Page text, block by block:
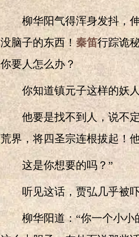
柳华阳气得浑身发抖，伸
没脑子的东西！ 秦笛行踪诡
你要人怎么办？
你知道镇元子这样的妖人
他要是找不到人，说不定
荒界，将四圣宗连根拔起！
这是你想要的吗？”
听见这话，贾弘几乎被吓
柳华阳道：“你一个小小的